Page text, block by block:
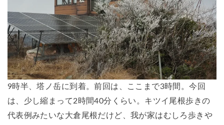
9時半、塔ノ岳に到着。前回は、ここまで3時間。今回
は、少し縮まって2時間40分くらい。キツイ尾根歩きの
代表例みたいな大倉尾根だけど、我が家はむしろ歩きや